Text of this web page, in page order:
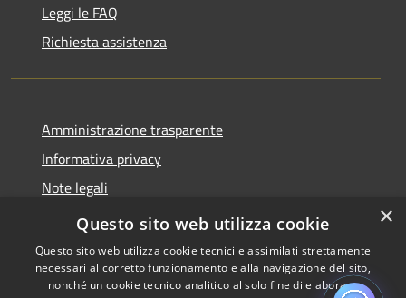
Leggi le FAQ
Richiesta assistenza
Amministrazione trasparente
Informativa privacy
Note legali
Dichiarazione di accessibilità
×
Questo sito web utilizza cookie
Questo sito web utilizza cookie tecnici e assimilati strettamente
necessari al corretto funzionamento e alla navigazione del sito,
nonché un cookie tecnico analitico al solo fine di elaborare